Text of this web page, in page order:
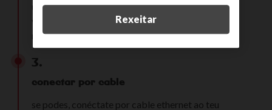
usuarios na túa mesma rede. En caso contrario, a
velocidade da túa conexión distribúese e o
resultado da proba será parcial.
3.
conectar por cable
se podes, conéctate por cable ethernet ao teu
Rexeitar